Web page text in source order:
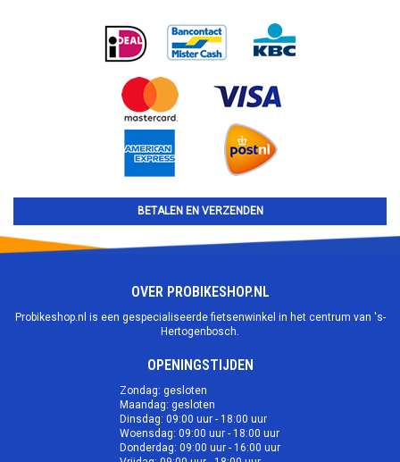
BETALEN EN VERZENDEN
OVER PROBIKESHOP.NL
Probikeshop.nl is een gespecialiseerde fietsenwinkel in het centrum van 's-
Hertogenbosch.
OPENINGSTIJDEN
Zondag: gesloten
Maandag: gesloten
Dinsdag: 09:00 uur - 18:00 uur
Woensdag: 09:00 uur - 18:00 uur
Donderdag: 09:00 uur - 16:00 uur